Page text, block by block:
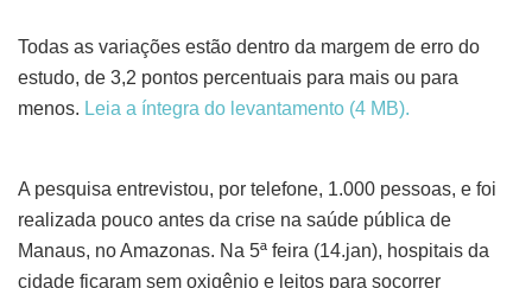
Todas as variações estão dentro da margem de erro do
estudo, de 3,2 pontos percentuais para mais ou para
menos. Leia a íntegra do levantamento (4 MB).
A pesquisa entrevistou, por telefone, 1.000 pessoas, e foi
realizada pouco antes da crise na saúde pública de
Manaus, no Amazonas. Na 5ª feira (14.jan), hospitais da
cidade ficaram sem oxigênio e leitos para socorrer